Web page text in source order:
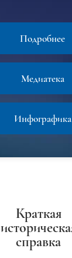
Подробнее
Медиатека
Инфографика
Краткая
справка